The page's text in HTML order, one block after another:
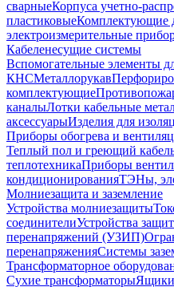
сварныеКорпуса учетно-
пластиковыеКомплектующие
электроизмерительные
Кабеленесущие системы
Вспомогательные элементы
КНСМеталлорукав
комплектующие
каналыЛотки кабельные
аксессуарыИзделия для
Приборы обогрева и
Теплый пол и греющий
теплотехникаПриборы
кондиционированияТЭНы,
Молниезащита и заземление
Устройства молниезащиты
соединителиУстройства
перенапряжений (УЗИП)
перенапряженияСистемы
Трансформаторное
Сухие трансформаторы